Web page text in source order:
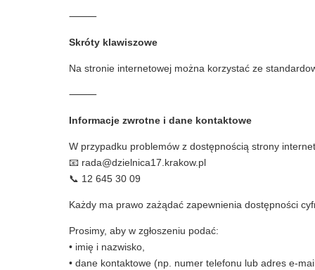
⸻
Skróty klawiszowe
Na stronie internetowej można korzystać ze
⸻
Informacje zwrotne i dane kontaktowe
W przypadku problemów z dostępnością strony
📧 rada@dzielnica17.krakow.pl
📞 12 645 30 09
Każdy ma prawo zażądać zapewnienia dostępności
Prosimy, aby w zgłoszeniu podać:
• imię i nazwisko,
• dane kontaktowe (np. numer telefonu lub adres e-